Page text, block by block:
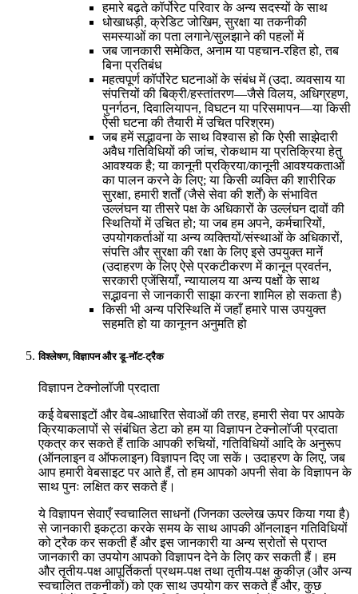
हमारे बढ़ते कॉर्पोरेट परिवार के अन्य सदस्यों के साथ
धोखाधड़ी, क्रेडिट जोखिम, सुरक्षा या तकनीकी
समस्याओं का पता लगाने/सुलझाने की पहलों में
जब जानकारी समेकित, अनाम या पहचान-रहित हो, तब
बिना प्रतिबंध
महत्वपूर्ण कॉर्पोरेट घटनाओं के संबंध में (उदा. व्यवसाय या
संपत्तियों की बिक्री/हस्तांतरण—जैसे विलय, अधिग्रहण,
पुनर्गठन, दिवालियापन, विघटन या परिसमापन—या किसी
ऐसी घटना की तैयारी में उचित परिश्रम)
जब हमें सद्भावना के साथ विश्वास हो कि ऐसी साझेदारी
अवैध गतिविधियों की जांच, रोकथाम या प्रतिक्रिया हेतु
आवश्यक है; या कानूनी प्रक्रिया/कानूनी आवश्यकताओं
का पालन करने के लिए; या किसी व्यक्ति की शारीरिक
सुरक्षा, हमारी शर्तों (जैसे सेवा की शर्तें) के संभावित
उल्लंघन या तीसरे पक्ष के अधिकारों के उल्लंघन दावों की
स्थितियों में उचित हो; या जब हम अपने, कर्मचारियों,
उपयोगकर्ताओं या अन्य व्यक्तियों/संस्थाओं के अधिकारों,
संपत्ति और सुरक्षा की रक्षा के लिए इसे उपयुक्त मानें
(उदाहरण के लिए ऐसे प्रकटीकरण में कानून प्रवर्तन,
सरकारी एजेंसियाँ, न्यायालय या अन्य पक्षों के साथ
सद्भावना से जानकारी साझा करना शामिल हो सकता है)
किसी भी अन्य परिस्थिति में जहाँ हमारे पास उपयुक्त
सहमति हो या कानूनन अनुमति हो
विश्लेषण, विज्ञापन और डू-नॉट-ट्रैक
विज्ञापन टेक्नोलॉजी प्रदाता
कई वेबसाइटों और वेब-आधारित सेवाओं की तरह, हमारी सेवा पर आपके
क्रियाकलापों से संबंधित डेटा को हम या विज्ञापन टेक्नोलॉजी प्रदाता
एकत्र कर सकते हैं ताकि आपकी रुचियों, गतिविधियों आदि के अनुरूप
(ऑनलाइन व ऑफलाइन) विज्ञापन दिए जा सकें। उदाहरण के लिए, जब
आप हमारी वेबसाइट पर आते हैं, तो हम आपको अपनी सेवा के विज्ञापन के
साथ पुनः लक्षित कर सकते हैं।
ये विज्ञापन सेवाएँ स्वचालित साधनों (जिनका उल्लेख ऊपर किया गया है)
से जानकारी इकट्ठा करके समय के साथ आपकी ऑनलाइन गतिविधियों
को ट्रैक कर सकती हैं और इस जानकारी या अन्य स्रोतों से प्राप्त
जानकारी का उपयोग आपको विज्ञापन देने के लिए कर सकती हैं। हम
और तृतीय-पक्ष आपूर्तिकर्ता प्रथम-पक्ष तथा तृतीय-पक्ष कुकीज़ (और अन्य
स्वचालित तकनीकों) को एक साथ उपयोग कर सकते हैं और, कुछ